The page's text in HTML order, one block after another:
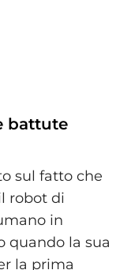
battute
sul fatto che
robot di
in
quando la sua
la prima